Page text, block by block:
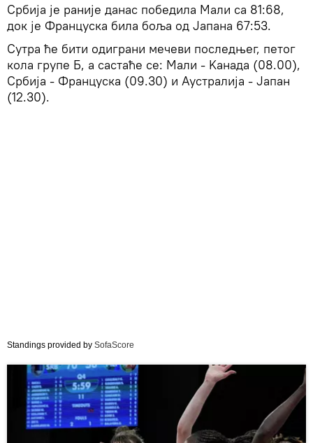
Србија је раније данас победила Мали са 81:68,
док је Француска била боља од Јапана 67:53.
Сутра ће бити одиграни мечеви последњег, петог
кола групе Б, а састаће се: Мали - Kанада (08.00),
Србија - Француска (09.30) и Аустралија - Јапан
(12.30).
Standings provided by SofaScore